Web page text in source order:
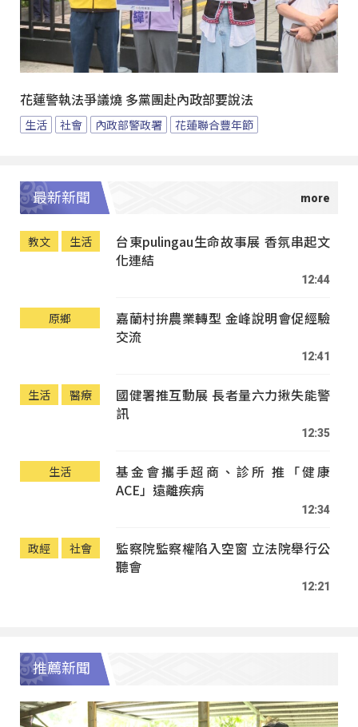
花蓮警執法爭議燒 多黨團赴內政部要說法
生活 社會 內政部警政署 花蓮聯合豐年節
最新新聞
教文 生活
台東pulingau生命故事展 香氛串起文
化連結
12:44
原鄉
嘉蘭村拚農業轉型 金峰說明會促經驗
交流
12:41
生活 醫療
國健署推互動展 長者量六力揪失能警
訊
12:35
生活
基金會攜手超商、診所 推「健康
ACE」遠離疾病
12:34
政經 社會
監察院監察權陷入空窗 立法院舉行公
聽會
12:21
推薦新聞